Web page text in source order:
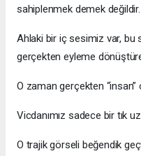
sahiplenmek demek değildir.
Ahlaki bir iç sesimiz var, bu
gerçekten eyleme
O zaman gerçekten “insan”
Vicdanımız sadece bir tık
O trajik görseli beğendik